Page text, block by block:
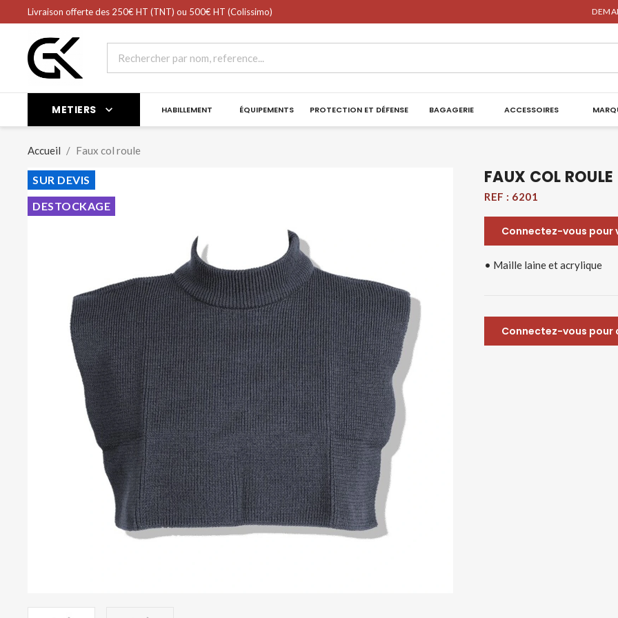
Panier
Livraison offerte des 250€ HT (TNT) ou 500€ HT (Colissimo)
METIERS  HABILLEMENT ÉQUIPEMENTS PROTECTION ET DÉFENSE BAGAGERIE ACCESSOIRES
Accueil Faux col roule
SUR DEVIS
DESTOCKAGE
FAUX COL ROULE
REF : 6201
Connectez-vous pour
• Maille laine et acrylique
Connectez-vous pour